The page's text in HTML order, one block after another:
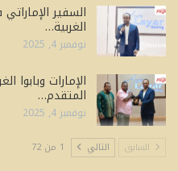
السفير
الغربية…
نوفمبر 4, 2025
الإمارات وبابوا
المتقدم…
نوفمبر 4, 2025
السابق التالي 1 من 72